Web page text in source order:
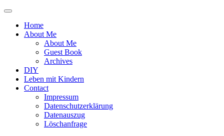
Menü
oder
ausblenden
Home
About Me
About Me
Guest Book
Archives
DIY
Leben mit Kindern
Contact
Impressum
Datenschutzerklärung
Datenauszug
Löschanfrage